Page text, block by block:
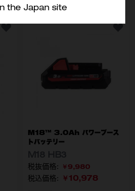
the Japan site
M18™ 3.0Ah パワーブース
トバッテリー
￥9,980
税込価格: ￥10,978